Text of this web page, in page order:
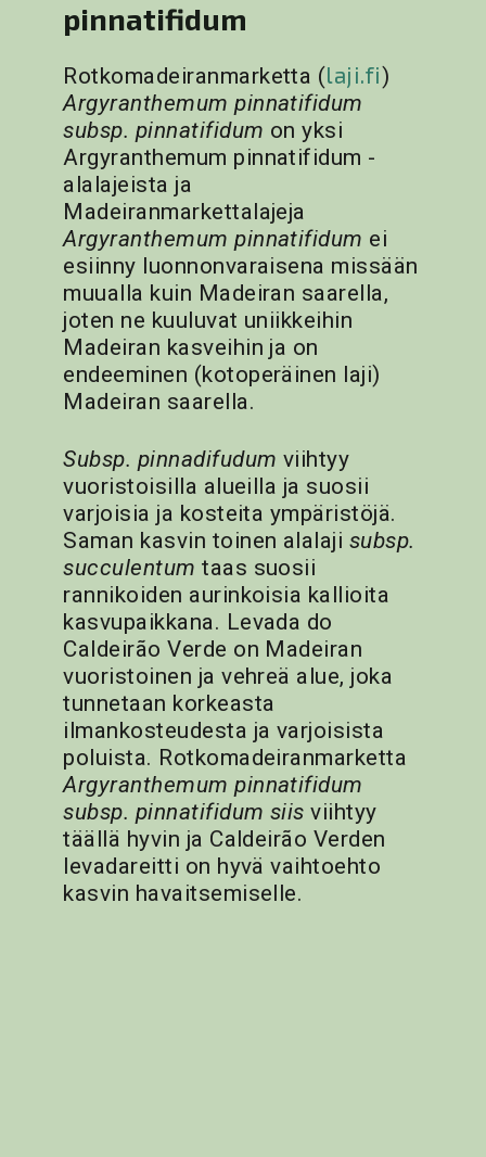
pinnatifidum
Rotkomadeiranmarketta (laji.fi)
Argyranthemum pinnatifidum
subsp. pinnatifidum on yksi
Argyranthemum pinnatifidum -
alalajeista ja
Madeiranmarkettalajeja
Argyranthemum pinnatifidum ei
esiinny luonnonvaraisena missään
muualla kuin Madeiran saarella,
joten ne kuuluvat uniikkeihin
Madeiran kasveihin ja on
endeeminen (kotoperäinen laji)
Madeiran saarella.
Subsp. pinnadifudum viihtyy
vuoristoisilla alueilla ja suosii
varjoisia ja kosteita ympäristöjä.
Saman kasvin toinen alalaji subsp.
succulentum taas suosii
rannikoiden aurinkoisia kallioita
kasvupaikkana. Levada do
Caldeirão Verde on Madeiran
vuoristoinen ja vehreä alue, joka
tunnetaan korkeasta
ilmankosteudesta ja varjoisista
poluista. Rotkomadeiranmarketta
Argyranthemum pinnatifidum
subsp. pinnatifidum siisviihtyy
täällä hyvin ja Caldeirão Verden
levadareitti on hyvä vaihtoehto
kasvin havaitsemiselle.